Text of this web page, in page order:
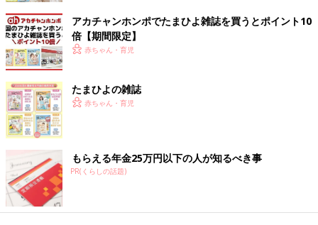
アカチャンホンポでたまひよ雑誌を買うとポイント10
倍【期間限定】
赤ちゃん・育児
たまひよの雑誌
赤ちゃん・育児
もらえる年金25万円以下の人が知るべき事
PR(くらしの話題)